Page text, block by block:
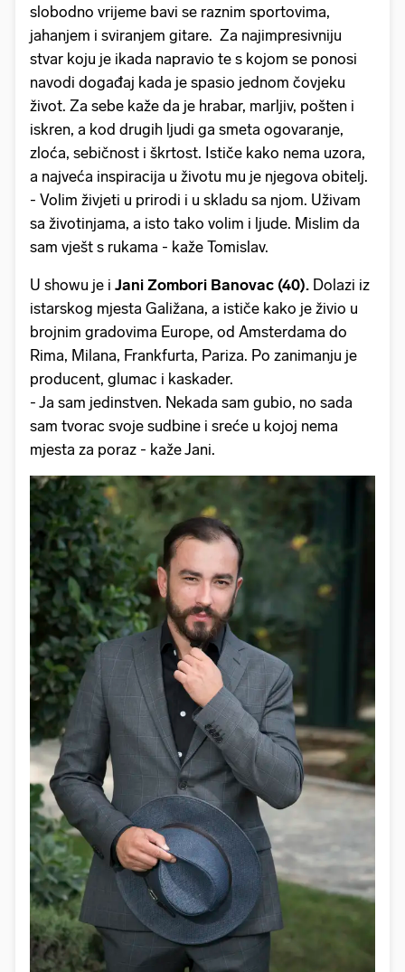
slobodno vrijeme bavi se raznim sportovima,
jahanjem i sviranjem gitare. Za najimpresivniju
stvar koju je ikada napravio te s kojom se ponosi
navodi događaj kada je spasio jednom čovjeku
život. Za sebe kaže da je hrabar, marljiv, pošten i
iskren, a kod drugih ljudi ga smeta ogovaranje,
zloća, sebičnost i škrtost. Ističe kako nema uzora,
a najveća inspiracija u životu mu je njegova obitelj.
- Volim živjeti u prirodi i u skladu sa njom. Uživam
sa životinjama, a isto tako volim i ljude. Mislim da
sam vješt s rukama - kaže Tomislav.
U showu je i Jani Zombori Banovac (40). Dolazi iz
istarskog mjesta Galižana, a ističe kako je živio u
brojnim gradovima Europe, od Amsterdama do
Rima, Milana, Frankfurta, Pariza. Po zanimanju je
producent, glumac i kaskader.
- Ja sam jedinstven. Nekada sam gubio, no sada
sam tvorac svoje sudbine i sreće u kojoj nema
mjesta za poraz - kaže Jani.